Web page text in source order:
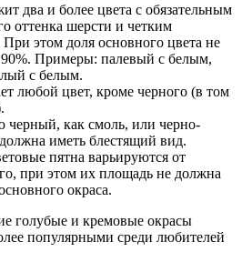
два и более цвета с обязательным
оттенка шерсти и четким
При этом доля основного цвета не
Примеры: палевый с белым,
с белым.
любой цвет, кроме черного (в том
как смоль, или черно-
иметь блестящий вид.
пятна варьируются от
при этом их площадь не должна
окраса.
голубые и кремовые окрасы
популярными среди любителей